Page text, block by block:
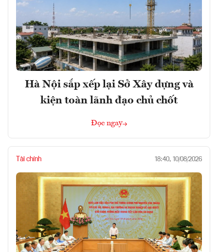
Hà Nội sắp xếp lại Sở Xây dựng và
kiện toàn lãnh đạo chủ chốt
Đọc ngay
Tài chính 18:40, 10/08/2026